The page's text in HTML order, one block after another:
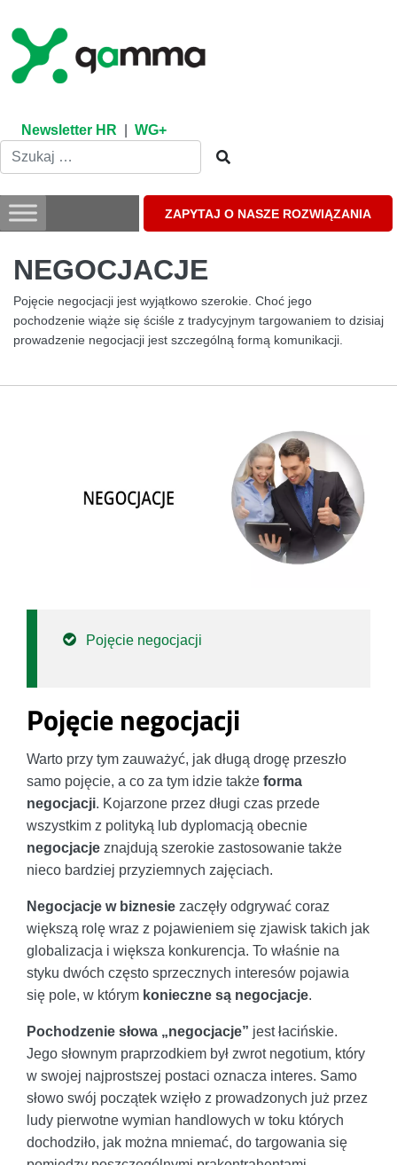
content
Newsletter HR WG+
ZAPYTAJ O NASZE ROZWIĄZANIA
NEGOCJACJE
Pojęcie negocjacji jest wyjątkowo szerokie. Choć jego
pochodzenie wiąże się ściśle z tradycyjnym targowaniem to dzisiaj
prowadzenie negocjacji jest szczególną formą komunikacji.
Pojęcie negocjacji
Pojęcie negocjacji
Warto przy tym zauważyć, jak długą drogę przeszło
samo pojęcie, a co za tym idzie także forma
negocjacji. Kojarzone przez długi czas przede
wszystkim z polityką lub dyplomacją obecnie
negocjacje znajdują szerokie zastosowanie także
nieco bardziej przyziemnych zajęciach.
Negocjacje w biznesie zaczęły odgrywać coraz
większą rolę wraz z pojawieniem się zjawisk takich jak
globalizacja i większa konkurencja. To właśnie na
styku dwóch często sprzecznych interesów pojawia
się pole, w którym konieczne są negocjacje.
Pochodzenie słowa „negocjacje” jest łacińskie.
Jego słownym praprzodkiem był zwrot negotium, który
w swojej najprostszej postaci oznacza interes. Samo
słowo swój początek wzięło z prowadzonych już przez
ludy pierwotne wymian handlowych w toku których
dochodziło, jak można mniemać, do targowania się